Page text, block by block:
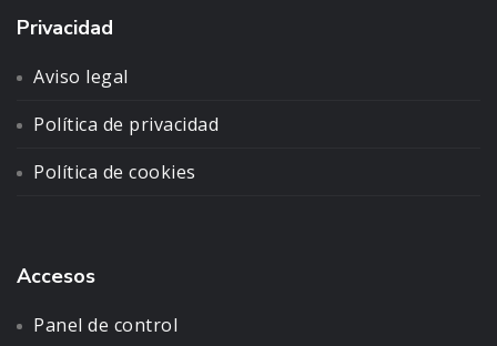
Privacidad
Aviso legal
Política de privacidad
Política de cookies
Accesos
Panel de control